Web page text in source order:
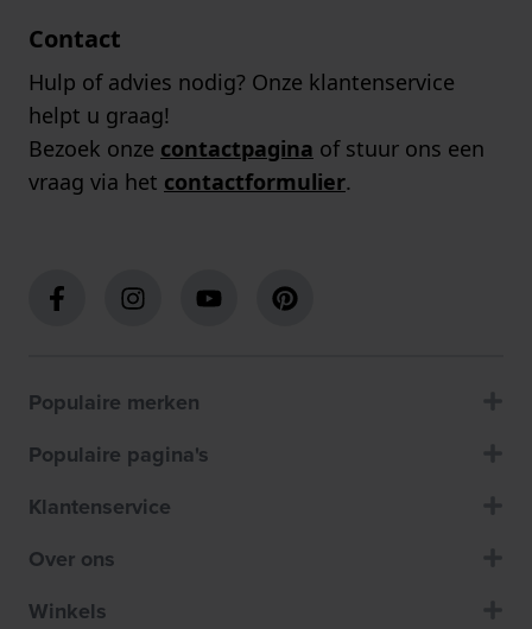
Contact
Hulp of advies nodig? Onze klantenservice
helpt u graag!
Bezoek onze contactpagina of stuur ons een
vraag via het contactformulier.
Populaire merken
Populaire pagina's
Klantenservice
Over ons
Winkels